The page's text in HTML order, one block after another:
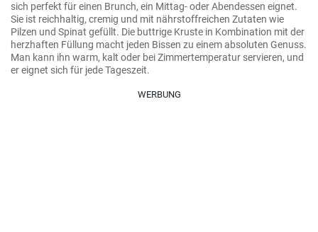
sich perfekt für einen Brunch, ein Mittag- oder Abendessen eignet.
Sie ist reichhaltig, cremig und mit nährstoffreichen Zutaten wie
Pilzen und Spinat gefüllt. Die buttrige Kruste in Kombination mit der
herzhaften Füllung macht jeden Bissen zu einem absoluten Genuss.
Man kann ihn warm, kalt oder bei Zimmertemperatur servieren, und
er eignet sich für jede Tageszeit.
WERBUNG